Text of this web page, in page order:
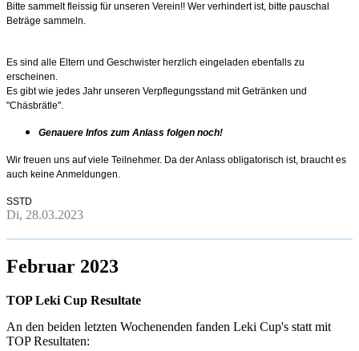
Bitte sammelt fleissig für unseren Verein!! Wer verhindert ist, bitte pauschal
Beträge sammeln.
Es sind alle Eltern und Geschwister herzlich eingeladen ebenfalls zu
erscheinen.
Es gibt wie jedes Jahr unseren Verpflegungsstand mit Getränken und
"Chäsbrätle".
Genauere Infos zum Anlass folgen noch!
Wir freuen uns auf viele Teilnehmer. Da der Anlass obligatorisch ist, braucht es
auch keine Anmeldungen.
SSTD
Di, 28.03.2023
Februar 2023
TOP Leki Cup Resultate
An den beiden letzten Wochenenden fanden Leki Cup's statt mit
TOP Resultaten: